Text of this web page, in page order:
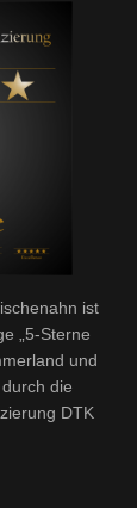
ist
„5-Sterne
und
die
DTK